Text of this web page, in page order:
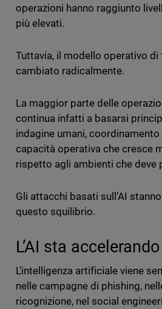
operazioni hanno raggiunto
più elevati.
Tuttavia, il modello operativo di
cambiato radicalmente.
La maggior parte delle
continua infatti a basarsi
indagine umani, coordinamento
capacità operativa che cresce
rispetto agli ambienti che deve
Gli attacchi basati sull’AI
questo squilibrio.
L’AI sta
L’intelligenza artificiale viene
nelle campagne di phishing,
ricognizione, nel social